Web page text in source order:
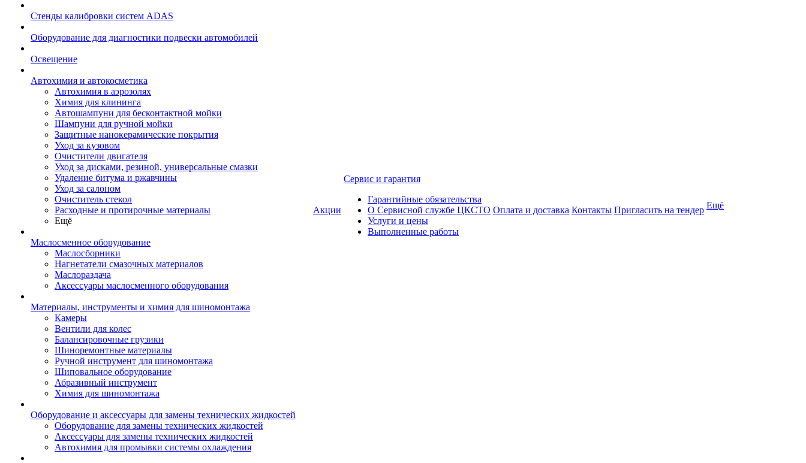
Стенды калибровки систем ADAS
Оборудование для диагностики подвески автомобилей
Освещение
Автохимия и автокосметика
Автохимия в аэрозолях
Химия для клининга
Автошампуни для бесконтактной мойки
Шампуни для ручной мойки
Защитные нанокерамические покрытия
Уход за кузовом
Очистители двигателя
Уход за дисками, резиной, универсальные смазки
Удаление битума и ржавчины
Уход за салоном
Очиститель стекол
Расходные и протирочные материалы
Ещё
Маслосменное оборудование
Маслосборники
Нагнетатели смазочных материалов
Маслораздача
Аксессуары маслосменного оборудования
Материалы, инструменты и химия для шиномонтажа
Камеры
Вентили для колес
Балансировочные грузики
Шиноремонтные материалы
Ручной инструмент для шиномонтажа
Шиповальное оборудование
Абразивный инструмент
Химия для шиномонтажа
Оборудование и аксессуары для замены технических жидкостей
Оборудование для замены технических жидкостей
Аксессуары для замены технических жидкостей
Автохимия для промывки системы охлаждения
Акции
Сервис и гарантия
Гарантийные обязательства
О Сервисной службе ЦКСТО
Услуги и цены
Выполненные работы
Оплата и доставка Контакты Пригласить на тендер Ещё